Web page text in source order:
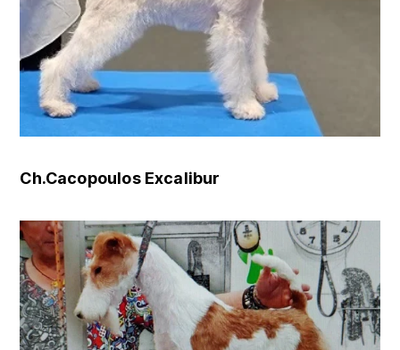
Ch.Cacopoulos Excalibur